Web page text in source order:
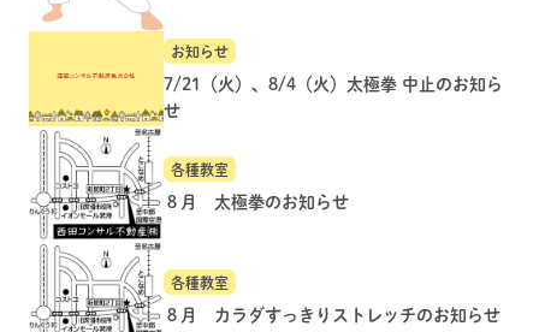
お知らせ
7/21（火）、8/4（火）太極拳 中止のお知ら
せ
各種教室
８月 太極拳のお知らせ
各種教室
８月 カラダすっきりストレッチのお知らせ